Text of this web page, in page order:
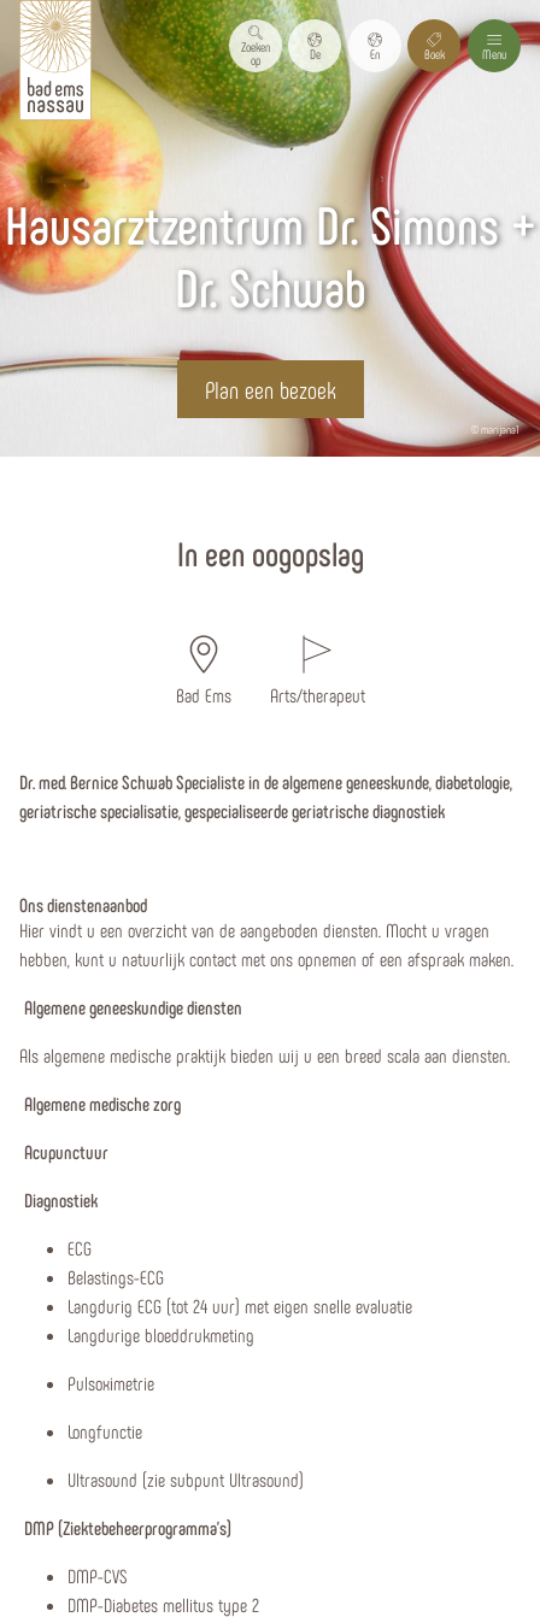
Zoeken
op
De En Boek Menu
© marijana1
Hausarztzentrum Dr. Simons +
Dr. Schwab
Plan een bezoek
In een oogopslag
Bad Ems Arts/therapeut
Dr. med. Bernice Schwab Specialiste in de algemene geneeskunde, diabetologie,
geriatrische specialisatie, gespecialiseerde geriatrische diagnostiek
Ons dienstenaanbod
Hier vindt u een overzicht van de aangeboden diensten. Mocht u vragen
hebben, kunt u natuurlijk contact met ons opnemen of een afspraak maken.
Algemene geneeskundige diensten
Als algemene medische praktijk bieden wij u een breed scala aan diensten.
Algemene medische zorg
Acupunctuur
Diagnostiek
ECG
Belastings-ECG
Langdurig ECG (tot 24 uur) met eigen snelle evaluatie
Langdurige bloeddrukmeting
Pulsoximetrie
Longfunctie
Ultrasound (zie subpunt Ultrasound)
DMP (Ziektebeheerprogramma's)
DMP-CVS
DMP-Diabetes mellitus type 2